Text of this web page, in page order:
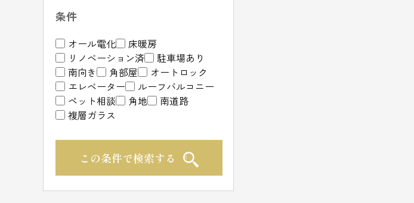
条件
オール電化
床暖房
リノベーション済
駐車場あり
南向き
角部屋
オートロック
エレベーター
ルーフバルコニー
ペット相談
角地
南道路
複層ガラス
この条件で検索する